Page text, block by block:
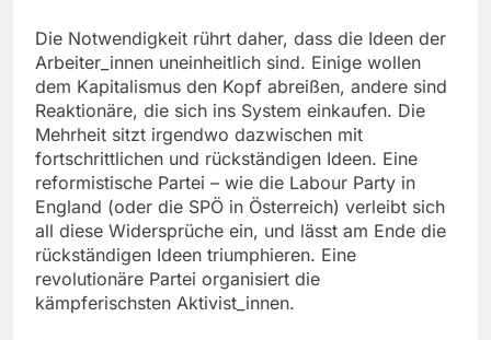
Die Notwendigkeit rührt daher, dass die Ideen der
Arbeiter_innen uneinheitlich sind. Einige wollen
dem Kapitalismus den Kopf abreißen, andere sind
Reaktionäre, die sich ins System einkaufen. Die
Mehrheit sitzt irgendwo dazwischen mit
fortschrittlichen und rückständigen Ideen. Eine
reformistische Partei – wie die Labour Party in
England (oder die SPÖ in Österreich) verleibt sich
all diese Widersprüche ein, und lässt am Ende die
rückständigen Ideen triumphieren. Eine
revolutionäre Partei organisiert die
kämpferischsten Aktivist_innen.